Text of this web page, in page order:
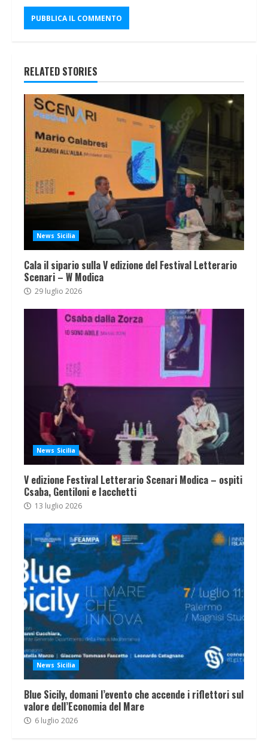
RELATED STORIES
News Sicilia
Cala il sipario sulla V edizione del Festival Letterario
Scenari – W Modica
29 luglio 2026
News Sicilia
V edizione Festival Letterario Scenari Modica – ospiti
Csaba, Gentiloni e Iacchetti
13 luglio 2026
News Sicilia
Blue Sicily, domani l’evento che accende i riflettori sul
valore dell’Economia del Mare
6 luglio 2026